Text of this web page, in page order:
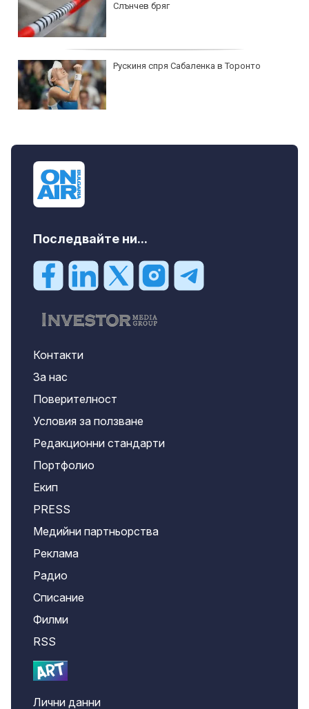
изключително кърмени през първите
Как се променят костите с напредване на
Последвайте ни...
Контакти
За нас
Поверителност
Условия за ползване
Редакционни стандарти
Портфолио
Екип
PRESS
Медийни партньорства
Реклама
Радио
Списание
Филми
RSS
Лични данни